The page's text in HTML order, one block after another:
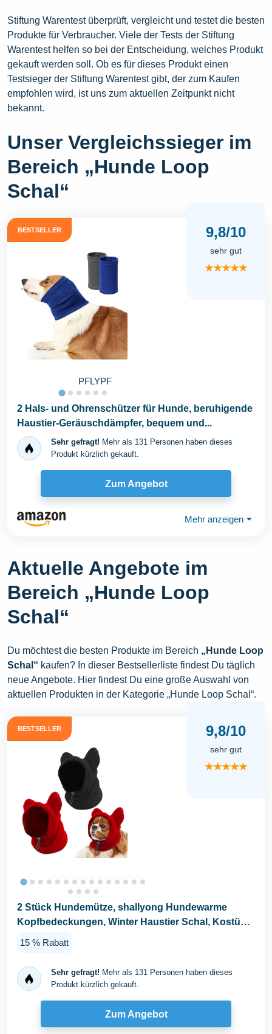
Stiftung Warentest überprüft, vergleicht und testet die besten
Produkte für Verbraucher. Viele der Tests der Stiftung
Warentest helfen so bei der Entscheidung, welches Produkt
gekauft werden soll. Ob es für dieses Produkt einen
Testsieger der Stiftung Warentest gibt, der zum Kaufen
empfohlen wird, ist uns zum aktuellen Zeitpunkt nicht
bekannt.
Unser Vergleichssieger im
Bereich „Hunde Loop
Schal“
BESTSELLER
PFLYPF
9,8/10
sehr gut
★★★★★
2 Hals- und Ohrenschützer für Hunde, beruhigende
Haustier-Geräuschdämpfer, bequem und...
Sehr gefragt! Mehr als 131 Personen haben dieses
Produkt kürzlich gekauft.
Zum Angebot
Mehr anzeigen ⏷
Aktuelle Angebote im
Bereich „Hunde Loop
Schal“
Du möchtest die besten Produkte im Bereich „Hunde Loop
Schal“ kaufen? In dieser Bestsellerliste findest Du täglich
neue Angebote. Hier findest Du eine große Auswahl von
aktuellen Produkten in der Kategorie „Hunde Loop Schal“.
BESTSELLER 9,8/10
sehr gut
★★★★★
2 Stück Hundemütze, shallyong Hundewarme
Kopfbedeckungen, Winter Haustier Schal, Kostüm
15 % Rabatt
Sehr gefragt! Mehr als 131 Personen haben dieses
Produkt kürzlich gekauft.
Zum Angebot